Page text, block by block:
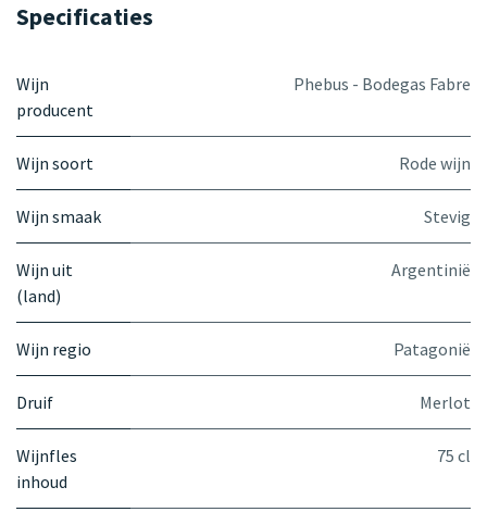
Specificaties
Wijn
producent
Phebus - Bodegas Fabre
Wijn soort Rode wijn
Wijn smaak Stevig
Wijn uit
(land)
Argentinië
Wijn regio Patagonië
Druif Merlot
Wijnfles
inhoud
75 cl